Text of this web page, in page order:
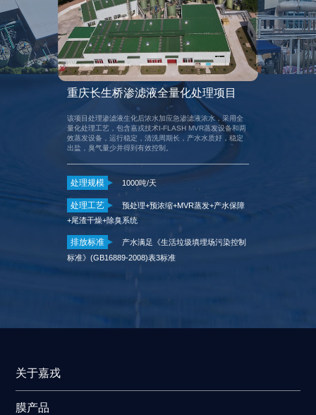
发+尾渣固化
重庆长生桥渗滤液全量化处理项目
该项目处理渗滤液生化后浓水加应急渗滤液浓水，采用全
量化处理工艺，包含嘉戎技术I-FLASH MVR蒸发设备和两
效蒸发设备，运行稳定，清洗周期长，产水水质好，稳定
出盐，臭气量少并得到有效控制。
处理规模 1000吨/天
处理工艺
预处理+预浓缩+MVR蒸发+产水保障
+尾渣干燥+除臭系统
排放标准
产水满足《生活垃圾填埋场污染控制
标准》(GB16889-2008)表3标准
关于嘉戎
膜产品